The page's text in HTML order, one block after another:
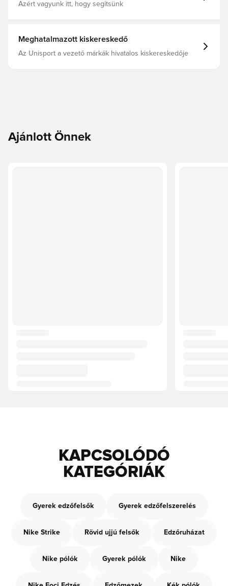
Azért vagyunk itt, hogy segítsünk
Meghatalmazott kiskereskedő
Az Unisport a vezető márkák hivatalos kiskereskedője
Ajánlott Önnek
KAPCSOLÓDÓ
KATEGÓRIÁK
Gyerek edzőfelsők Gyerek edzőfelszerelés
Nike Strike Rövid ujjú felsők Edzőruházat
Nike pólók Gyerek pólók Nike